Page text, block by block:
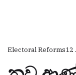
Electoral Reforms12